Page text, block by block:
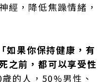
經，降低焦躁情緒，
「如果你保持健康，有
之前，都可以享受性
的人，50%男性、